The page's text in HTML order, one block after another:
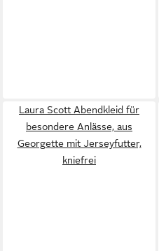
Laura Scott Abendkleid für
besondere Anlässe, aus
Georgette mit Jerseyfutter,
kniefrei